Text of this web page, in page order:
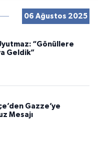
06 Ağustos 2025
“Gönüllere
Geldik”
Gazze’ye
Mesajı